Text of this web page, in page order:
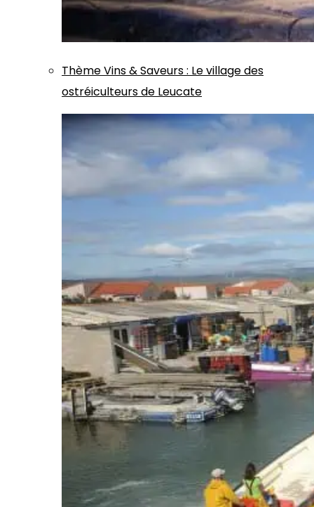
ThèmeVins & Saveurs: Le village des
ostréiculteurs de Leucate